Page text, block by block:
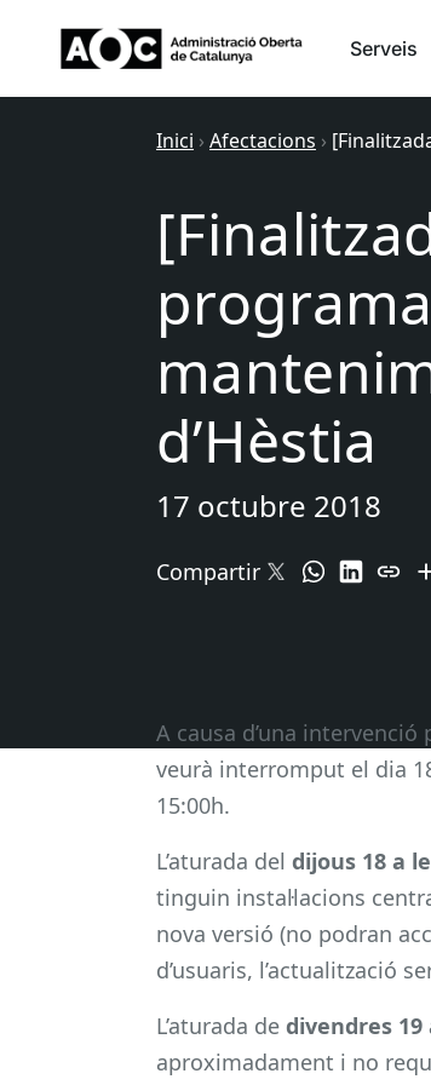
Serveis
Inici › Afectacions ›
d’Hèstia
17 octubre 2018
Compartir
A causa d’una
veurà interromput el dia
15:00h.
L’aturada del dijous 18 a
tinguin instal·lacions
nova versió (no podran
d’usuaris, l’actualització
L’aturada de divendres 19
aproximadament i no